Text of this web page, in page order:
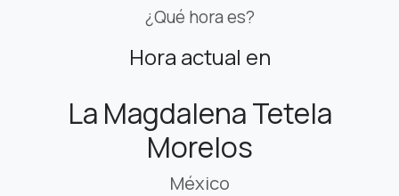
¿Qué hora es?
Hora actual en
La Magdalena Tetela
Morelos
México